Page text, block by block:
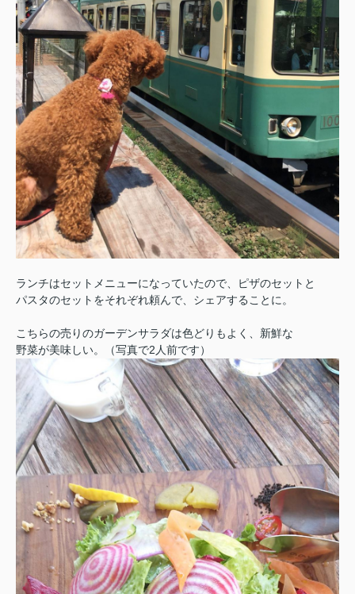
ランチはセットメニューになっていたので、ピザのセットと
パスタのセットをそれぞれ頼んで、シェアすることに。
こちらの売りのガーデンサラダは色どりもよく、新鮮な
野菜が美味しい。（写真で2人前です）